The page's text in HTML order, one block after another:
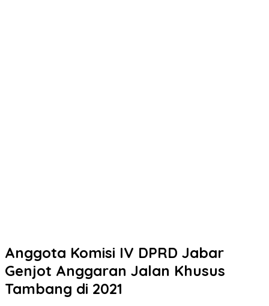
Anggota Komisi IV DPRD Jabar
Genjot Anggaran Jalan Khusus
Tambang di 2021